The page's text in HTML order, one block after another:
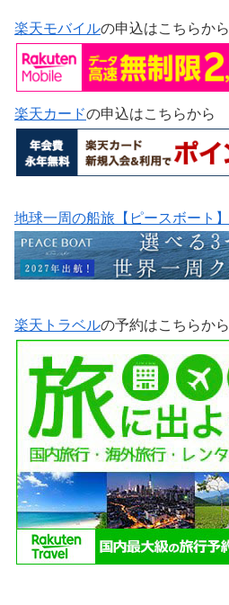
楽天モバイルの申込はこちらから
楽天カードの申込はこちらから
地球一周の船旅【ピースボート】
楽天トラベルの予約はこちらから